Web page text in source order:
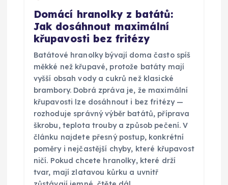
Domácí hranolky z batátů:
Jak dosáhnout maximální
křupavosti bez fritézy
Batátové hranolky bývají doma často spíš
měkké než křupavé, protože batáty mají
vyšší obsah vody a cukrů než klasické
brambory. Dobrá zpráva je, že maximální
křupavosti lze dosáhnout i bez fritézy —
rozhoduje správný výběr batátů, příprava
škrobu, teplota trouby a způsob pečení. V
článku najdete přesný postup, konkrétní
poměry i nejčastější chyby, které křupavost
ničí. Pokud chcete hranolky, které drží
tvar, mají zlatavou kůrku a uvnitř